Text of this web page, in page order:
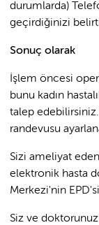
durumlarda)
geçirdiğinizi
Sonuç olarak
İşlem öncesi
bunu kadın
talep
randevusu
Sizi ameliyat
elektronik hasta
Merkezi'nin
Siz ve doktorunuz